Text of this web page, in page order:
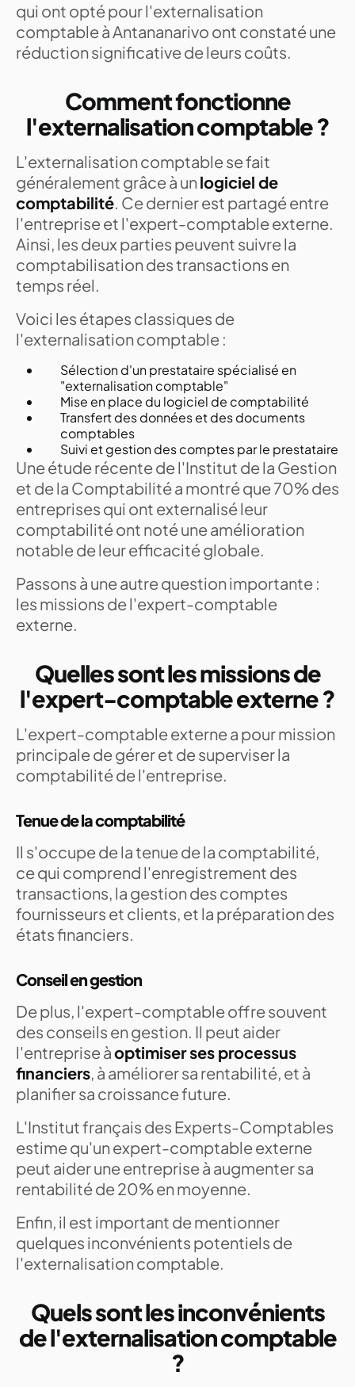
qui ont opté pour l'externalisation
comptable à Antananarivo ont constaté une
réduction significative de leurs coûts.
Comment fonctionne
l'externalisation comptable ?
L'externalisation comptable se fait
généralement grâce à unlogiciel de
comptabilité. Ce dernier est partagé entre
l'entreprise et l'expert-comptable externe.
Ainsi, les deux parties peuvent suivre la
comptabilisation des transactions en
temps réel.
Voici les étapes classiques de
l'externalisation comptable :
Sélection d'un prestataire spécialisé en
"externalisation comptable"
Mise en place du logiciel de comptabilité
Transfert des données et des documents
comptables
Suivi et gestion des comptes par le prestataire
Une étude récente de l'Institut de la Gestion
et de la Comptabilité a montré que 70% des
entreprises qui ont externalisé leur
comptabilité ont noté une amélioration
notable de leur efficacité globale.
Passons à une autre question importante :
les missions de l'expert-comptable
externe.
Quelles sont les missions de
l'expert-comptable externe ?
L'expert-comptable externe a pour mission
principale de gérer et de superviser la
comptabilité de l'entreprise.
Tenue de la comptabilité
Il s'occupe de la tenue de la comptabilité,
ce qui comprend l'enregistrement des
transactions, la gestion des comptes
fournisseurs et clients, et la préparation des
états financiers.
Conseil en gestion
De plus, l'expert-comptable offre souvent
des conseils en gestion. Il peut aider
l'entreprise àoptimiser ses processus
financiers, à améliorer sa rentabilité, et à
planifier sa croissance future.
L'Institut français des Experts-Comptables
estime qu'un expert-comptable externe
peut aider une entreprise à augmenter sa
rentabilité de 20% en moyenne.
Enfin, il est important de mentionner
quelques inconvénients potentiels de
l'externalisation comptable.
Quels sont les inconvénients
de l'externalisation comptable
?